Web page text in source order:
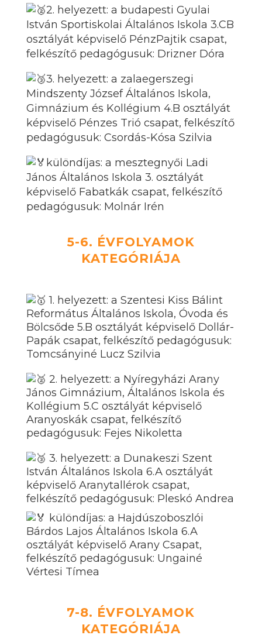
2. helyezett: a budapesti Gyulai
István Sportiskolai Általános Iskola 3.CB
osztályát képviselő PénzPajtik csapat,
felkészítő pedagógusuk: Drizner Dóra
3. helyezett: a zalaegerszegi
Mindszenty József Általános Iskola,
Gimnázium és Kollégium 4.B osztályát
képviselő Pénzes Trió csapat, felkészítő
pedagógusuk: Csordás-Kósa Szilvia
különdíjas: a mesztegnyői Ladi
János Általános Iskola 3. osztályát
képviselő Fabatkák csapat, felkészítő
pedagógusuk: Molnár Irén
5-6. ÉVFOLYAMOK
KATEGÓRIÁJA
1. helyezett: a Szentesi Kiss Bálint
Református Általános Iskola, Óvoda és
Bölcsőde 5.B osztályát képviselő Dollár-
Papák csapat, felkészítő pedagógusuk:
Tomcsányiné Lucz Szilvia
2. helyezett: a Nyíregyházi Arany
János Gimnázium, Általános Iskola és
Kollégium 5.C osztályát képviselő
Aranyoskák csapat, felkészítő
pedagógusuk: Fejes Nikoletta
3. helyezett: a Dunakeszi Szent
István Általános Iskola 6.A osztályát
képviselő Aranytallérok csapat,
felkészítő pedagógusuk: Pleskó Andrea
különdíjas: a Hajdúszoboszlói
Bárdos Lajos Általános Iskola 6.A
osztályát képviselő Arany Csapat,
felkészítő pedagógusuk: Ungainé
Vértesi Tímea
7-8. ÉVFOLYAMOK
KATEGÓRIÁJA